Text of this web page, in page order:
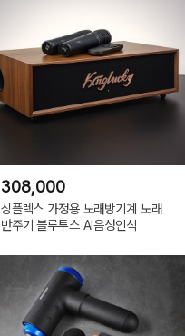
308,000
싱플렉스 가정용 노래방기계 노래
반주기 블루투스 AI음성인식